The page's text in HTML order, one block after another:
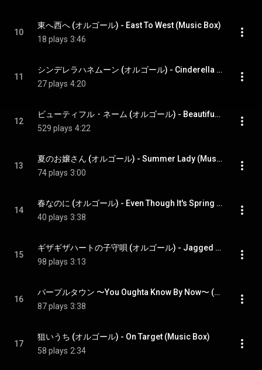
10
東へ西へ (オルゴール) - East To West (Music Box)
18 plays 3:46
11
シンデレラハネムーン (オルゴール) - Cinderella Honeymoon (Music Box)
27 plays 4:20
12
ビューティフル・ネーム (オルゴール) - Beautiful Name (Music Box)
529 plays 4:22
13
夏のお嬢さん (オルゴール) - Summer Lady (Music Box)
74 plays 3:00
14
春なのに (オルゴール) - Even Though It's Spring (Music Box)
40 plays 3:38
15
ギザギザハートの子守唄 (オルゴール) - Jagged Heart Lullaby (Music Box)
98 plays 3:13
16
パープルタウン 〜You Oughta Know By Now〜 (オルゴール) - Purple Town -You Oughta Know By Now- (Music Box)
87 plays 3:38
17
狙いうち (オルゴール) - On Target (Music Box)
58 plays 2:34